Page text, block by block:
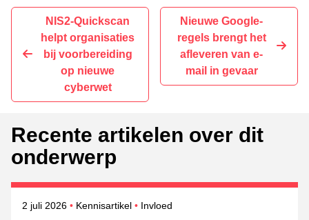
Delen op Facebook
TweetDelen op LinkedIn
Delen op WhatsApp
E-mailadres
NIS2-Quickscan
helpt organisaties
bij voorbereiding
op nieuwe
cyberwet
Nieuwe Google-
regels brengt het
afleveren van e-
mail in gevaar
Recente artikelen over dit
onderwerp
Gepubliceerd op
2 juli 2026 Kennisartikel Onderwerpen
Invloed